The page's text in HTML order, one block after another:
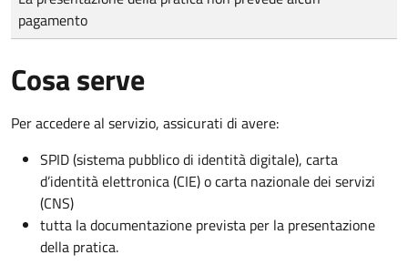
pagamento
Cosa serve
Per accedere al servizio, assicurati di avere:
SPID (sistema pubblico di identità digitale), carta
d’identità elettronica (CIE) o carta nazionale dei servizi
(CNS)
tutta la documentazione prevista per la presentazione
della pratica.